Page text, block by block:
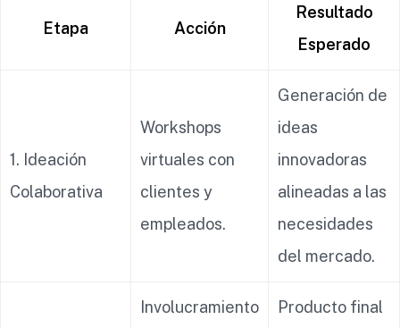
Etapa Acción
Resultado
Esperado
1. Ideación
Colaborativa
Workshops
virtuales con
clientes y
empleados.
Generación de
ideas
innovadoras
alineadas a las
necesidades
del mercado.
Involucramiento
Producto final